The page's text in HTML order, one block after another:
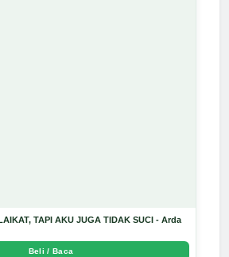
TAPI AKU JUGA TIDAK SUCI - Arda
Beli / Baca